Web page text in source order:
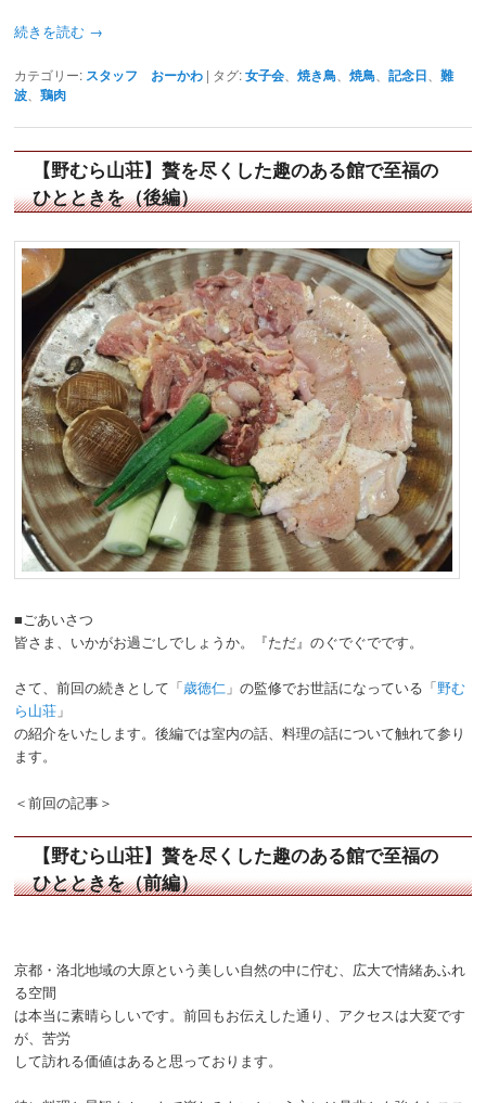
続きを読む →
カテゴリー: スタッフ おーかわ | タグ: 女子会 、焼き鳥 、焼鳥 、記念日 、難
波 、鶏肉
【野むら山荘】贅を尽くした趣のある館で至福の
ひとときを（後編）
■ごあいさつ
皆さま、いかがお過ごしでしょうか。『ただ』のぐでぐでです。
さて、前回の続きとして「歳徳仁 」の監修でお世話になっている「野む
ら山荘 」
の紹介をいたします。後編では室内の話、料理の話について触れて参り
ます。
＜前回の記事＞
【野むら山荘】贅を尽くした趣のある館で至福の
ひとときを（前編）
京都・洛北地域の大原という美しい自然の中に佇む、広大で情緒あふれ
る空間
は本当に素晴らしいです。前回もお伝えした通り、アクセスは大変です
が、苦労
して訪れる価値はあると思っております。